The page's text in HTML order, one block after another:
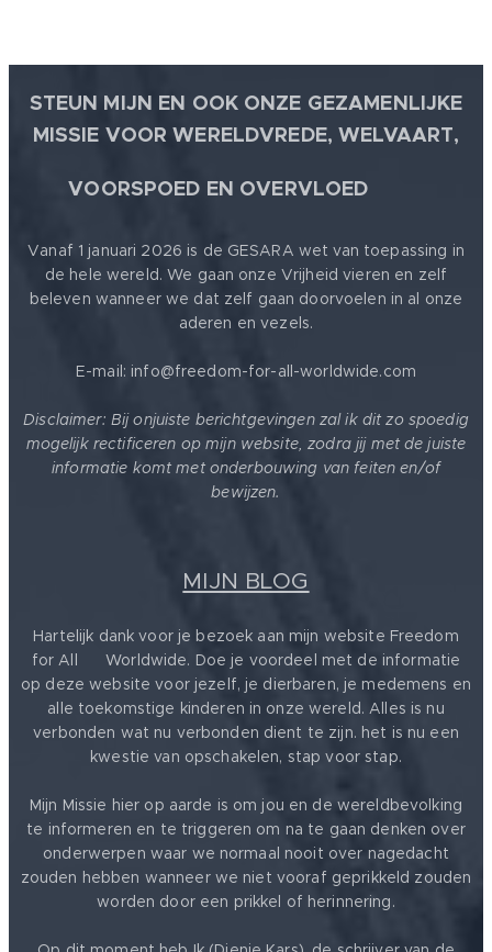
STEUN MIJN EN OOK ONZE GEZAMENLIJKE
MISSIE VOOR WERELDVREDE, WELVAART,
VOORSPOED EN OVERVLOED
Vanaf 1 januari 2026 is de GESARA wet van toepassing in
de hele wereld. We gaan onze Vrijheid vieren en zelf
beleven wanneer we dat zelf gaan doorvoelen in al onze
aderen en vezels.
E-mail: info@freedom-for-all-worldwide.com
Disclaimer: Bij onjuiste berichtgevingen zal ik dit zo spoedig
mogelijk rectificeren op mijn website, zodra jij met de juiste
informatie komt met onderbouwing van feiten en/of
bewijzen.
MIJN BLOG
Hartelijk dank voor je bezoek aan mijn website Freedom
for All ❤️ Worldwide. Doe je voordeel met de informatie
op deze website voor jezelf, je dierbaren, je medemens en
alle toekomstige kinderen in onze wereld. Alles is nu
verbonden wat nu verbonden dient te zijn. het is nu een
kwestie van opschakelen, stap voor stap.
Mijn Missie hier op aarde is om jou en de wereldbevolking
te informeren en te triggeren om na te gaan denken over
onderwerpen waar we normaal nooit over nagedacht
zouden hebben wanneer we niet vooraf geprikkeld zouden
worden door een prikkel of herinnering.